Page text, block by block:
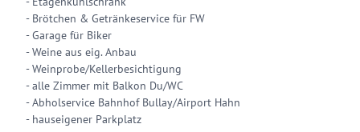
- Brötchen & Getränkeservice für FW
- Garage für Biker
- Weine aus eig. Anbau
- Weinprobe/Kellerbesichtigung
- alle Zimmer mit Balkon Du/WC
- Abholservice Bahnhof Bullay/Airport Hahn
- hauseigener Parkplatz